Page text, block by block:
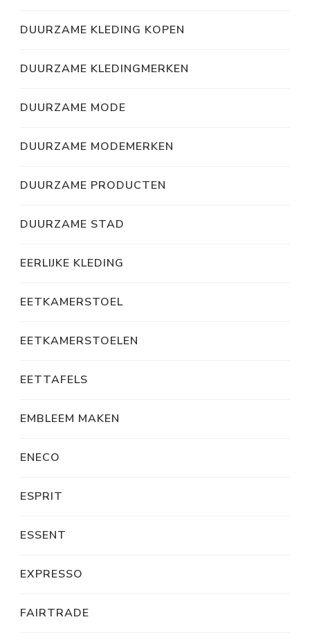
DUURZAME KLEDING KOPEN
DUURZAME KLEDINGMERKEN
DUURZAME MODE
DUURZAME MODEMERKEN
DUURZAME PRODUCTEN
DUURZAME STAD
EERLIJKE KLEDING
EETKAMERSTOEL
EETKAMERSTOELEN
EETTAFELS
EMBLEEM MAKEN
ENECO
ESPRIT
ESSENT
EXPRESSO
FAIRTRADE